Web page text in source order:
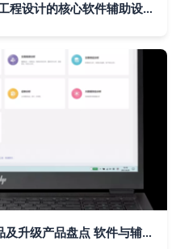
天正插件2016版本 打造高效工程设计的核心软件辅助设备
美亚柏科2021年第四季度新品及升级产品盘点 软件与辅助设备的创新突破